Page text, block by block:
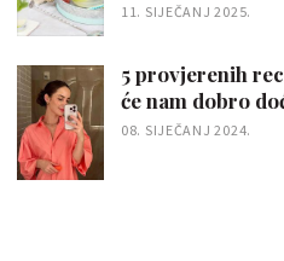
11. SIJEČANJ 2025.
5 provjerenih
će nam dobro
08. SIJEČANJ 2024.